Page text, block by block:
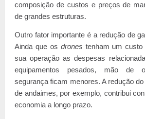
composição de custos e preços de
de grandes estruturas.
Outro fator importante é a redução de
Ainda que os drones tenham um custo
sua operação as despesas
equipamentos pesados, mão de
segurança ficam menores. A redução
de andaimes, por exemplo, contribui
economia a longo prazo.